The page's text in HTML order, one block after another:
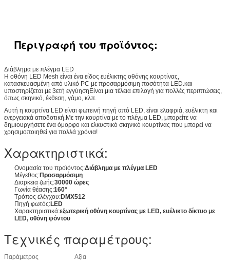
Περιγραφή του προϊόντος:
Διάβλημα με πλέγμα LED
Η οθόνη LED Mesh είναι ένα είδος ευέλικτης οθόνης κουρτίνας,
κατασκευασμένη από υλικό PC με προσαρμόσιμη ποσότητα LED.και
υποστηρίζεται με 3ετή εγγύησηΕίναι μια τέλεια επιλογή για πολλές περιπτώσεις,
όπως σκηνικό, έκθεση, γάμο, κλπ.
Αυτή η κουρτίνα LED είναι φωτεινή πηγή από LED, είναι ελαφριά, ευέλικτη και
ενεργειακά αποδοτική.Με την κουρτίνα με το πλέγμα LED, μπορείτε να
δημιουργήσετε ένα όμορφο και ελκυστικό σκηνικό κουρτίνας που μπορεί να
χρησιμοποιηθεί για πολλά χρόνια!
Χαρακτηριστικά:
Ονομασία του προϊόντος:Διάβλημα με πλέγμα LED
Μέγεθος:Προσαρμόσιμη
Διαρκεια ζωής:30000 ώρες
Γωνία θέασης:160°
Τρόπος ελέγχου:DMX512
Πηγή φωτός:LED
Χαρακτηριστικά:εξωτερική οθόνη κουρτίνας με LED, ευέλικτο δίκτυο με
LED, οθόνη φόντου
Τεχνικές παραμέτρους:
Παράμετρος
Αξία